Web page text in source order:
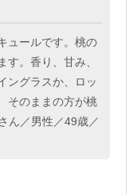
ュールです。桃の
。香り、甘み、
ングラスか、ロッ
そのままの方が桃
ん／男性／49歳／